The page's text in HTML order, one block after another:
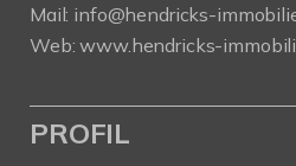
Mail: info@hendricks-
Web:www.hendricks-
PROFIL